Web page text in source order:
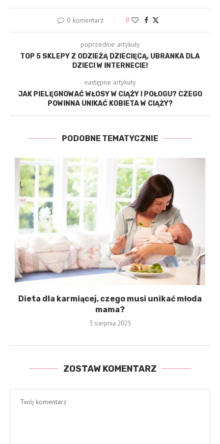
0 komentarz 0
poprzednie artykuły
TOP 5 SKLEPY Z ODZIEŻĄ DZIECIĘCĄ, UBRANKA DLA
DZIECI W INTERNECIE!
następne artykuły
JAK PIELĘGNOWAĆ WŁOSY W CIĄŻY I POŁOGU? CZEGO
POWINNA UNIKAĆ KOBIETA W CIĄŻY?
PODOBNE TEMATYCZNIE
Dieta dla karmiącej, czego musi unikać młoda
mama?
3 sierpnia 2025
ZOSTAW KOMENTARZ